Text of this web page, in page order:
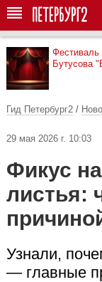
Бутусова
Гид Петербург2 /
29 мая 2026 г. 10:03
Фикус
листья:
Узнали,
— главные